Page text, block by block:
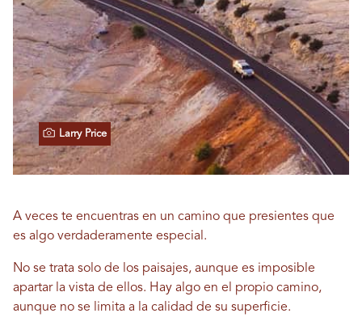
Larry Price
A veces te encuentras en un camino que presientes que
es algo verdaderamente especial.
No se trata solo de los paisajes, aunque es imposible
apartar la vista de ellos. Hay algo en el propio camino,
aunque no se limita a la calidad de su superficie.